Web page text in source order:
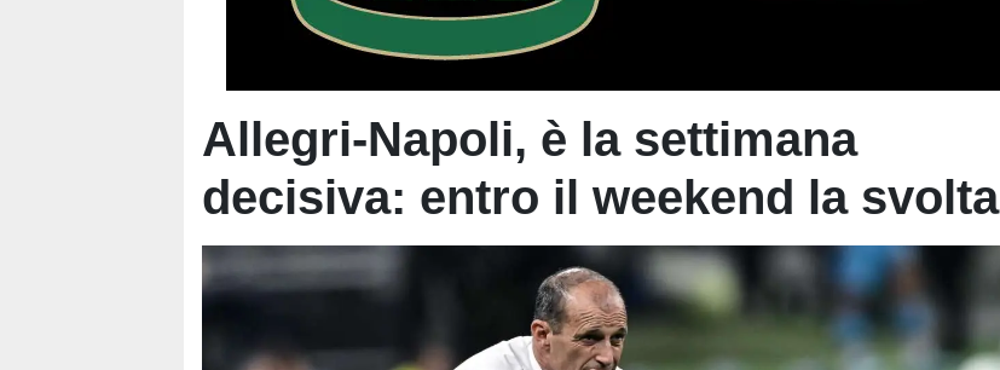
Allegri-Napoli, è la settimana
decisiva: entro il weekend la svolta